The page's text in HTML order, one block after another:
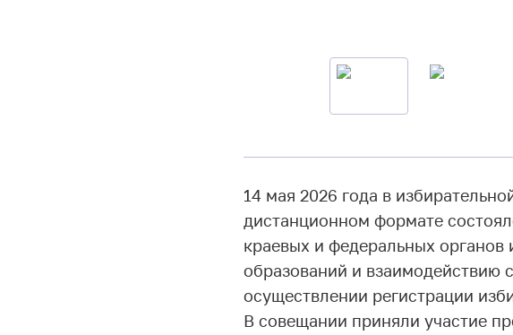
14 мая 2026 года в
дистанционном формате
краевых и федеральных органов
образований и взаимодействию
осуществлении регистрации
В совещании приняли участие